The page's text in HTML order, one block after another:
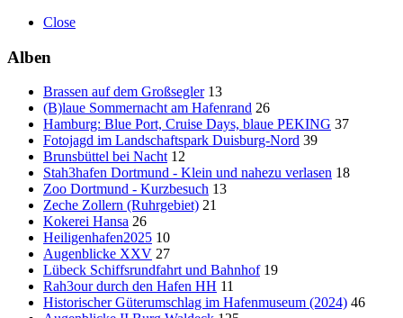
Close
Alben
Brassen auf dem Großsegler 13
(B)laue Sommernacht am Hafenrand 26
Hamburg: Blue Port, Cruise Days, blaue PEKING 37
Fotojagd im Landschaftspark Duisburg-Nord 39
Brunsbüttel bei Nacht 12
Stah3hafen Dortmund - Klein und nahezu verlasen 18
Zoo Dortmund - Kurzbesuch 13
Zeche Zollern (Ruhrgebiet) 21
Kokerei Hansa 26
Heiligenhafen2025 10
Augenblicke XXV 27
Lübeck Schiffsrundfahrt und Bahnhof 19
Rah3our durch den Hafen HH 11
Historischer Güterumschlag im Hafenmuseum (2024) 46